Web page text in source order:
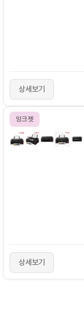
상세보기
잉크젯
상세보기